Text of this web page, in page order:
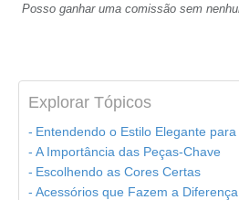
Posso ganhar uma comissão sem
Explorar Tópicos
Entendendo o Estilo Elegante
A Importância das Peças-Chave
Escolhendo as Cores Certas
Acessórios que Fazem a Diferença